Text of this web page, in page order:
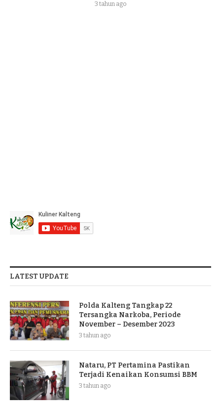
3 tahun ago
LATEST UPDATE
Polda Kalteng Tangkap 22
Tersangka Narkoba, Periode
November – Desember 2023
3 tahun ago
Nataru, PT Pertamina Pastikan
Terjadi Kenaikan Konsumsi BBM
3 tahun ago